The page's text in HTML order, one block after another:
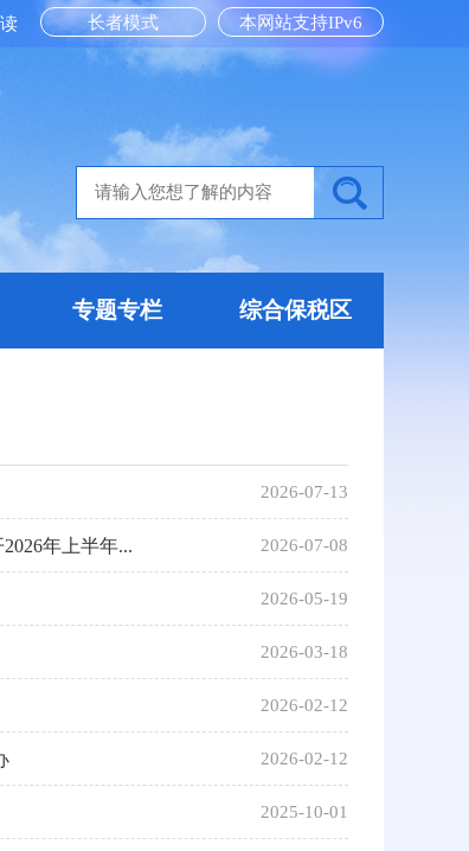
本网站支持IPv6
长者模式
专题专栏 综合保税区
2026-07-13
年上半年... 2026-07-08
2026-05-19
2026-03-18
2026-02-12
2026-02-12
2025-10-01